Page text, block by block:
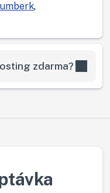
,
zdarma?